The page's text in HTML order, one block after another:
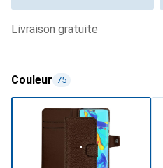
livraison gratuite
Couleur 75